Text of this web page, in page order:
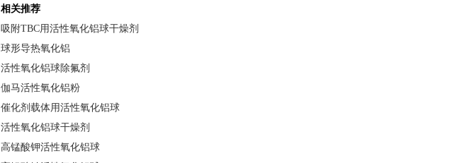
相关推荐
吸附TBC用活性氧化铝球干燥剂
球形导热氧化铝
活性氧化铝球除氟剂
伽马活性氧化铝粉
催化剂载体用活性氧化铝球
活性氧化铝球干燥剂
高锰酸钾活性氧化铝球